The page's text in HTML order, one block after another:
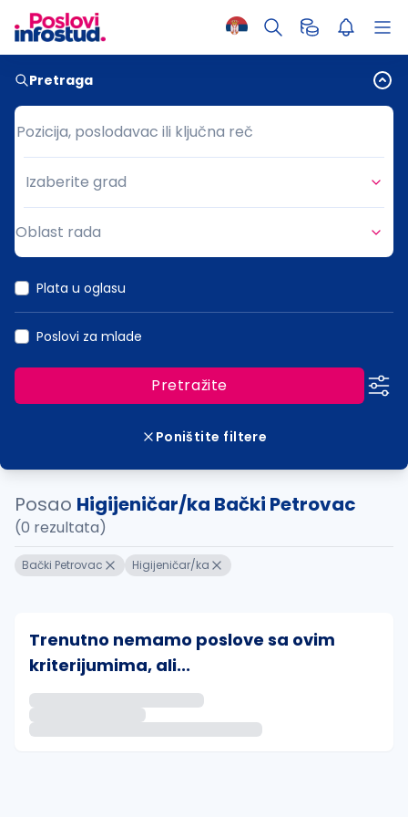
Pretraga
Pozicija, poslodavac ili ključna reč
Pozicija, poslodavac ili ključna reč
Grad
Izaberite grad
Oblast rada
Plata u oglasu
Poslovi za mlade
Pretražite
Poništite filtere
Posao Higijeničar/ka Bački Petrovac
(0 rezultata)
Bački Petrovac Higijeničar/ka
Trenutno nemamo poslove sa ovim
kriterijumima, ali...